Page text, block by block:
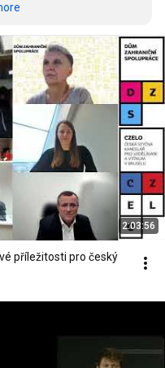
2:03:56
příležitosti pro český